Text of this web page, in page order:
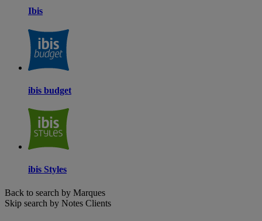
Ibis
ibis budget
ibis Styles
Back to search by Marques
Skip search by Notes Clients